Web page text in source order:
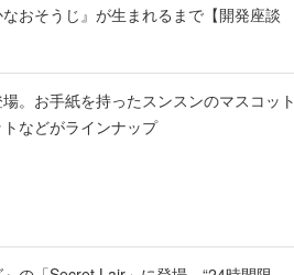
おそうじ』が生まれるまで【開発座談
。お手紙を持ったスンスンのマスコット
などがラインナップ